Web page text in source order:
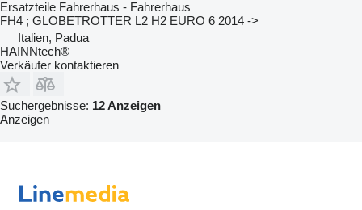
Ersatzteile Fahrerhaus - Fahrerhaus
FH4 ; GLOBETROTTER L2 H2 EURO 6 2014 ->
Italien, Padua
HAINNtech®
Verkäufer kontaktieren
Suchergebnisse: 12 Anzeigen
Anzeigen